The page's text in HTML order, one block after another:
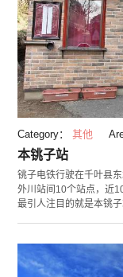
Category： 其他
本铫子站
铫子电铁行驶在千叶县
外川站间10个站点，近
最引人注目的就是本铫
正时期风格融合在一起